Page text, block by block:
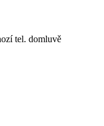
tel. domluvě